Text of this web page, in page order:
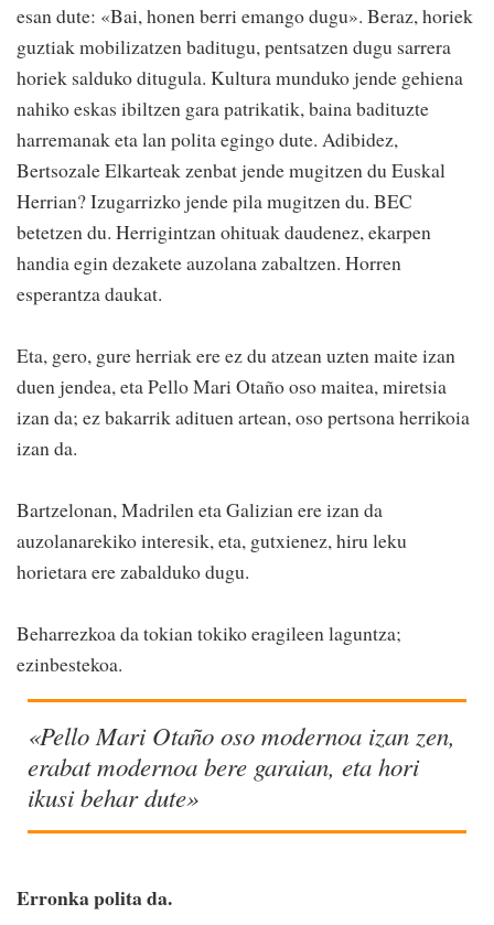
esan dute: «Bai, honen berri emango dugu». Beraz, horiek
guztiak mobilizatzen baditugu, pentsatzen dugu sarrera
horiek salduko ditugula. Kultura munduko jende gehiena
nahiko eskas ibiltzen gara patrikatik, baina badituzte
harremanak eta lan polita egingo dute. Adibidez,
Bertsozale Elkarteak zenbat jende mugitzen du Euskal
Herrian? Izugarrizko jende pila mugitzen du. BEC
betetzen du. Herrigintzan ohituak daudenez, ekarpen
handia egin dezakete auzolana zabaltzen. Horren
esperantza daukat.
Eta, gero, gure herriak ere ez du atzean uzten maite izan
duen jendea, eta Pello Mari Otaño oso maitea, miretsia
izan da; ez bakarrik adituen artean, oso pertsona herrikoia
izan da.
Bartzelonan, Madrilen eta Galizian ere izan da
auzolanarekiko interesik, eta, gutxienez, hiru leku
horietara ere zabalduko dugu.
Beharrezkoa da tokian tokiko eragileen laguntza;
ezinbestekoa.
«Pello Mari Otaño oso modernoa izan zen,
erabat modernoa bere garaian, eta hori
ikusi behar dute»
Erronka polita da.